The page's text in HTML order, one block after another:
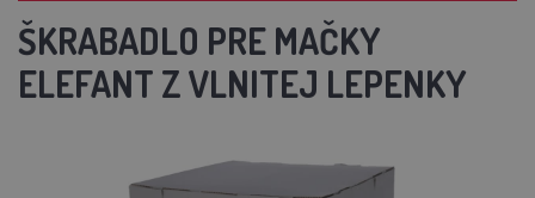
ŠKRABADLO PRE MAČKY
ELEFANT Z VLNITEJ LEPENKY